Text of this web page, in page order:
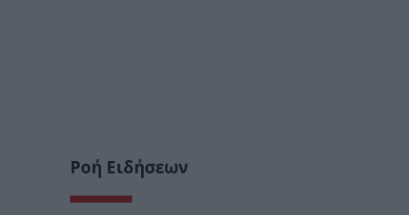
Ροή Ειδήσεων